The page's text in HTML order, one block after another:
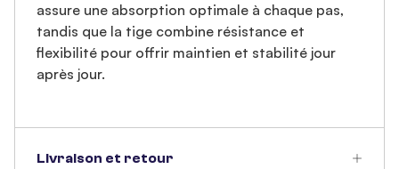
assure une absorption optimale à chaque pas,
tandis que la tige combine résistance et
flexibilité pour offrir maintien et stabilité jour
après jour.
Livraison et retour